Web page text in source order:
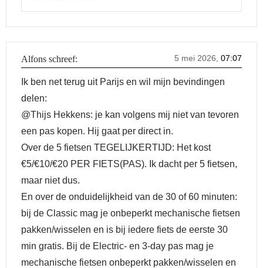
Alfons schreef: 5 mei 2026, 07:07
Ik ben net terug uit Parijs en wil mijn bevindingen
delen:
@Thijs Hekkens: je kan volgens mij niet van tevoren
een pas kopen. Hij gaat per direct in.
Over de 5 fietsen TEGELIJKERTIJD: Het kost
€5/€10/€20 PER FIETS(PAS). Ik dacht per 5 fietsen,
maar niet dus.
En over de onduidelijkheid van de 30 of 60 minuten:
bij de Classic mag je onbeperkt mechanische fietsen
pakken/wisselen en is bij iedere fiets de eerste 30
min gratis. Bij de Electric- en 3-day pas mag je
mechanische fietsen onbeperkt pakken/wisselen en